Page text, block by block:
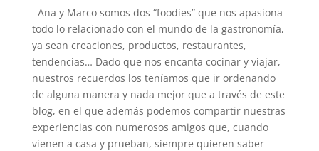
Ana y Marco somos dos “foodies” que nos apasiona
todo lo relacionado con el mundo de la gastronomía,
ya sean creaciones, productos, restaurantes,
tendencias… Dado que nos encanta cocinar y viajar,
nuestros recuerdos los teníamos que ir ordenando
de alguna manera y nada mejor que a través de este
blog, en el que además podemos compartir nuestras
experiencias con numerosos amigos que, cuando
vienen a casa y prueban, siempre quieren saber